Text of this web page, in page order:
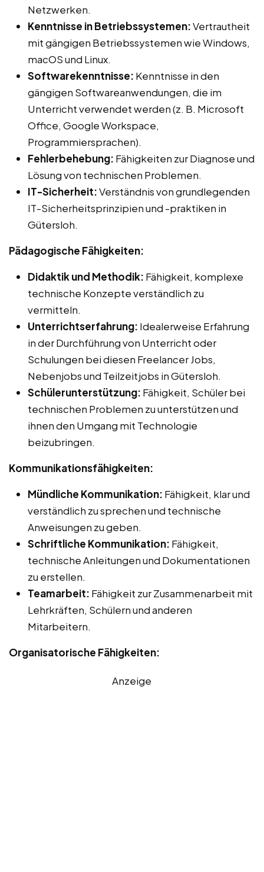
Netzwerken.
Kenntnisse in Betriebssystemen:Vertrautheit
mit gängigen Betriebssystemen wie Windows,
macOS und Linux.
Softwarekenntnisse: Kenntnisse in den
gängigen Softwareanwendungen, die im
Unterricht verwendet werden (z. B. Microsoft
Office, Google Workspace,
Programmiersprachen).
Fehlerbehebung: Fähigkeiten zur Diagnose und
Lösung von technischen Problemen.
IT-Sicherheit:Verständnis von grundlegenden
IT-Sicherheitsprinzipien und -praktiken in
Gütersloh.
Pädagogische Fähigkeiten:
Didaktik und Methodik: Fähigkeit, komplexe
technische Konzepte verständlich zu
vermitteln.
Unterrichtserfahrung: Idealerweise Erfahrung
in der Durchführung von Unterricht oder
Schulungen bei diesen Freelancer Jobs,
Nebenjobs und Teilzeitjobs in Gütersloh.
Schülerunterstützung: Fähigkeit, Schüler bei
technischen Problemen zu unterstützen und
ihnen den Umgang mit Technologie
beizubringen.
Kommunikationsfähigkeiten:
Mündliche Kommunikation: Fähigkeit, klar und
verständlich zu sprechen und technische
Anweisungen zu geben.
Schriftliche Kommunikation: Fähigkeit,
technische Anleitungen und Dokumentationen
zu erstellen.
Teamarbeit: Fähigkeit zur Zusammenarbeit mit
Lehrkräften, Schülern und anderen
Mitarbeitern.
Organisatorische Fähigkeiten:
Anzeige